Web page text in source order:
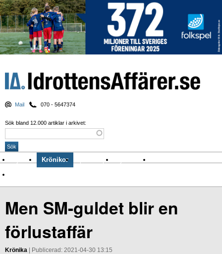
Mail 070 - 5647374
Sök bland 12.000 artiklar i arkivet:
Nyheter Krönikor Sport & spel Nyhetsbrev
Men SM-guldet blir en
förlustaffär
Krönika | Publicerad: 2021-04-30 13:15